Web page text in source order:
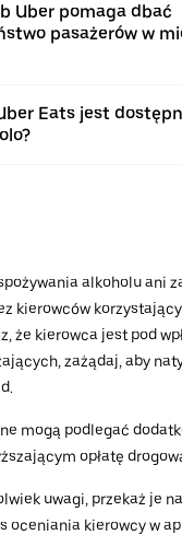
Uber pomaga dbać
pasażerów w
Eats jest
alkoholu ani
kierowców
że kierowca jest pod
zażądaj, aby
mogą podlegać
opłatę
uwagi, przekaż je
oceniania kierowcy w